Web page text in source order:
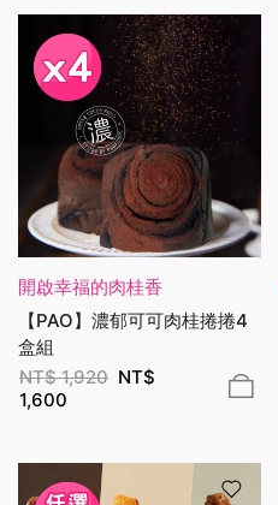
開啟幸福的肉桂香
【PAO】濃郁可可肉桂捲捲4
盒組
NT$1,920 NT$
1,600